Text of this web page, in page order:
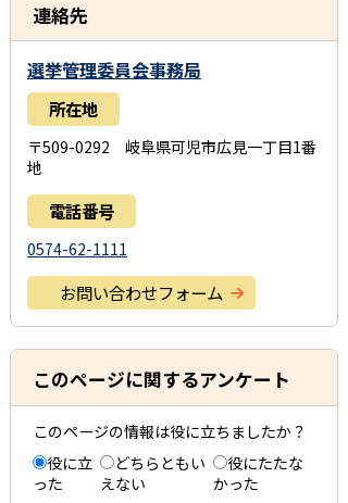
連絡先
選挙管理委員会事務局
所在地
〒509-0292 岐阜県可児市広見一丁目1番
地
電話番号
0574-62-1111
お問い合わせフォーム
このページに関するアンケート
このページの情報は役に立ちましたか？
役に立
った
どちらともい
えない
役にたたな
かった